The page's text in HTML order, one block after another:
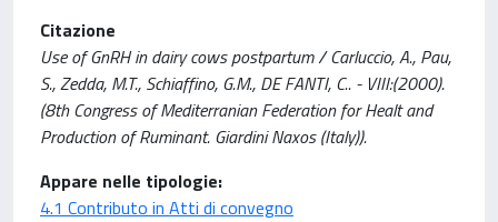
Citazione
Use of GnRH in dairy cows postpartum / Carluccio, A., Pau,
S., Zedda, M.T., Schiaffino, G.M., DE FANTI, C.. - VIII:(2000).
(8th Congress of Mediterranian Federation for Healt and
Production of Ruminant. Giardini Naxos (Italy)).
Appare nelle tipologie:
4.1 Contributo in Atti di convegno